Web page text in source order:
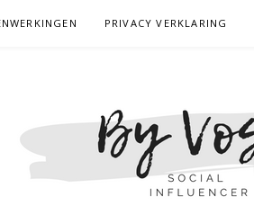
PRIVACY VERKLARING